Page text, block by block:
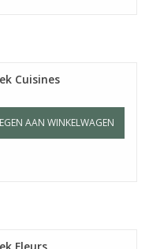
Cuisines
AAN WINKELWAGEN